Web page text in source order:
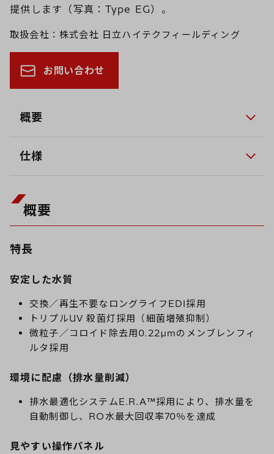
提供します（写真：Type EG）。
取扱会社：株式会社 日立ハイテクフィールディング
お問い合わせ
概要
仕様
概要
特長
安定した水質
交換／再生不要なロングライフEDI採用
トリプルUV 殺菌灯採用（細菌増殖抑制）
微粒子／コロイド除去用0.22µmのメンブレンフィ
ルタ採用
環境に配慮（排水量削減）
排水最適化システムE.R.A™採用により、排水量を
自動制御し、RO水最大回収率70％を達成
見やすい操作パネル